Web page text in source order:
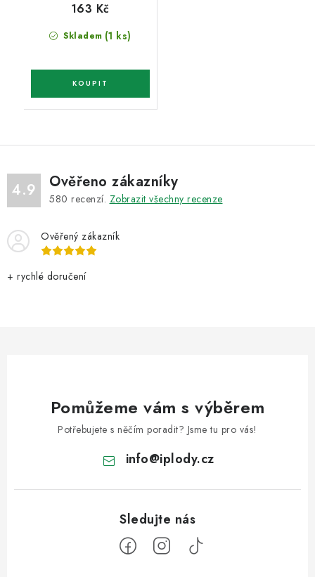
Skladem (1 ks)
163 Kč
4.9 Ověřeno zákazníky
580 recenzí. Zobrazit všechny recenze
Ověřený zákazník
+ rychlé doručení
Pomůžeme vám s výběrem
Potřebujete s něčím poradit? Jsme tu pro vás!
info@iplody.cz